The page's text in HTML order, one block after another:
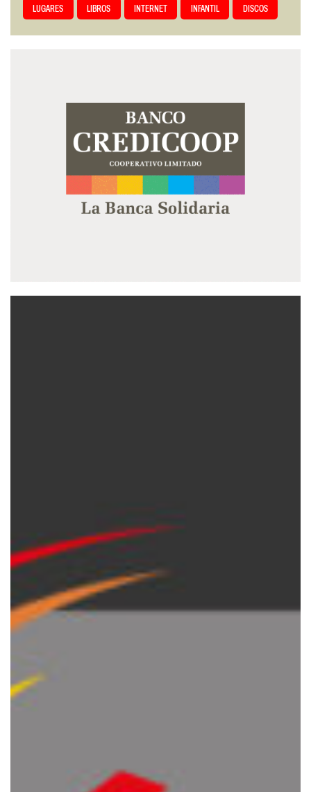
LUGARES LIBROS INTERNET INFANTIL DISCOS